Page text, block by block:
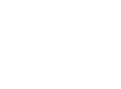
отделяете от
новую. Магниты
вставку и потерять
удовольствием